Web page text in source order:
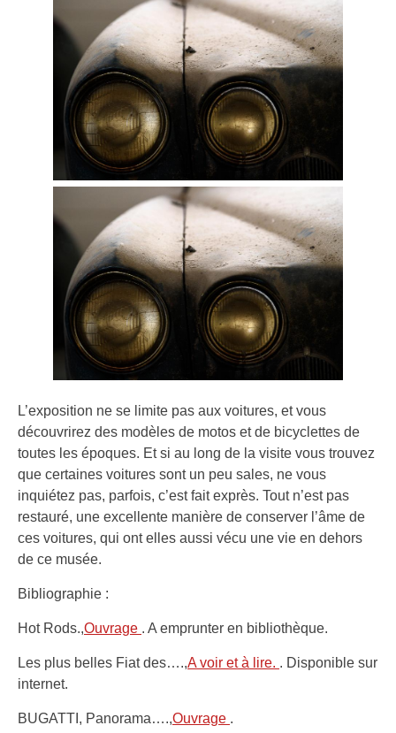
L’exposition ne se limite pas aux voitures, et vous
découvrirez des modèles de motos et de bicyclettes de
toutes les époques. Et si au long de la visite vous trouvez
que certaines voitures sont un peu sales, ne vous
inquiétez pas, parfois, c’est fait exprès. Tout n’est pas
restauré, une excellente manière de conserver l’âme de
ces voitures, qui ont elles aussi vécu une vie en dehors
de ce musée.
Bibliographie :
Hot Rods.,Ouvrage . A emprunter en bibliothèque.
Les plus belles Fiat des….,A voir et à lire. . Disponible sur
internet.
BUGATTI, Panorama….,Ouvrage .